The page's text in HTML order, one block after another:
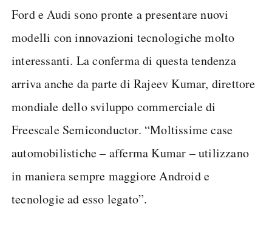
Ford e Audi sono pronte a presentare nuovi
modelli con innovazioni tecnologiche molto
interessanti. La conferma di questa tendenza
arriva anche da parte di Rajeev Kumar, direttore
mondiale dello sviluppo commerciale di
Freescale Semiconductor. “Moltissime case
automobilistiche – afferma Kumar – utilizzano
in maniera sempre maggiore Android e
tecnologie ad esso legato”.